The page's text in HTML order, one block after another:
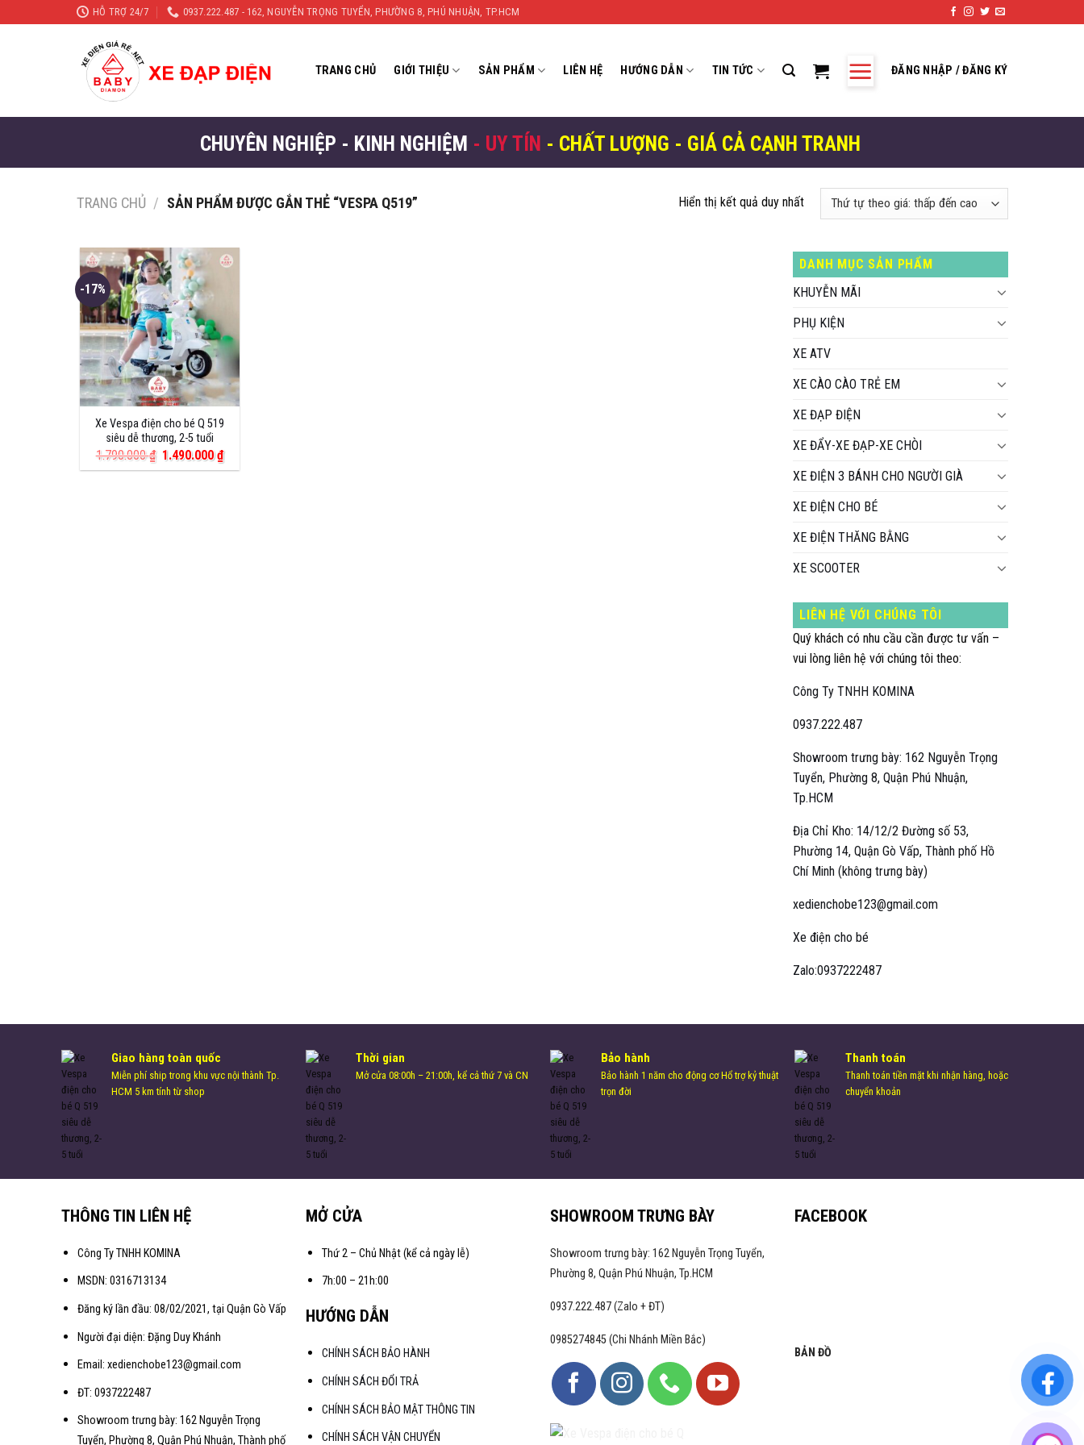
to
HỖ TRỢ 24/7 0937.222.487 - 162, NGUYỄN TRỌNG TUYỂN, PHƯỜNG 8, PHÚ NHUẬN, TP.HCM
TRANG CHỦ GIỚI THIỆU SẢN PHẨM LIÊN HỆ HƯỚNG DẪN TIN TỨC ĐĂNG NHẬP / ĐĂNG KÝ
CHUYÊN NGHIỆP - KINH NGHIỆM - UY TÍN - CHẤT LƯỢNG - GIÁ CẢ CẠNH TRANH
TRANG CHỦ / SẢN PHẨM ĐƯỢC GẮN THẺ “VESPA Q519” Hiển thị kết quả duy nhất
-17%
Xe Vespa điện cho bé Q 519
siêu dễ thương, 2-5 tuổi
1.790.000₫ Giá
gốc
1.490.000₫Giá
hiện
DANH MỤC SẢN PHẨM
KHUYỄN MÃI
PHỤ KIỆN
XE ATV
XE CÀO CÀO TRẺ EM
XE ĐẠP ĐIỆN
XE ĐẨY-XE ĐẠP-XE CHÒI
XE ĐIỆN 3 BÁNH CHO NGƯỜI GIÀ
XE ĐIỆN CHO BÉ
XE ĐIỆN THĂNG BẰNG
XE SCOOTER
LIÊN HỆ VỚI CHÚNG TÔI
Quý khách có nhu cầu cần được tư vấn –
vui lòng liên hệ với chúng tôi theo:
Công Ty TNHH KOMINA
0937.222.487
Showroom trưng bày: 162 Nguyễn Trọng
Tuyển, Phường 8, Quận Phú Nhuận,
Tp.HCM
Địa Chỉ Kho: 14/12/2 Đường số 53,
Phường 14, Quận Gò Vấp, Thành phố Hồ
Chí Minh (không trưng bày)
xedienchobe123@gmail.com
Xe điện cho bé
Zalo:0937222487
Giao hàng toàn quốc
Miễn phí ship trong khu vực nội thành Tp.
HCM 5 km tính từ shop
Thời gian
Mở cửa 08:00h – 21:00h, kể cả thứ 7 và CN
Bảo hành
Bảo hành 1 năm cho động cơ Hổ trợ kỷ thuật
trọn đời
Thanh toán
Thanh toán tiền mặt khi nhận hàng, hoặc
chuyển khoản
THÔNG TIN LIÊN HỆ
Công Ty TNHH KOMINA
MSDN: 0316713134
Đăng ký lần đầu: 08/02/2021, tại Quận Gò Vấp
Người đại diện: Đặng Duy Khánh
Email: xedienchobe123@gmail.com
ĐT: 0937222487
Showroom trưng bày: 162 Nguyễn Trọng
Tuyển, Phường 8, Quận Phú Nhuận, Thành phố
MỞ CỬA
Thứ 2 – Chủ Nhật (kể cả ngày lễ)
7h:00 – 21h:00
HƯỚNG DẪN
CHÍNH SÁCH BẢO HÀNH
CHÍNH SÁCH ĐỔI TRẢ
CHÍNH SÁCH BẢO MẬT THÔNG TIN
CHÍNH SÁCH VẬN CHUYỂN
SHOWROOM TRƯNG BÀY
Showroom trưng bày: 162 Nguyễn Trọng Tuyển,
Phường 8, Quận Phú Nhuận, Tp.HCM
0937.222.487 (Zalo + ĐT)
0985274845 (Chi Nhánh Miền Bắc)
FACEBOOK
BẢN ĐỒ